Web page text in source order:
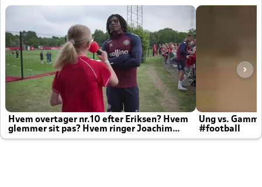
Hvem overtager nr.10 efter Eriksen? Hvem
glemmer sit pas? Hvem ringer Joachim
altid til efter kampe?
Ung vs.
#football